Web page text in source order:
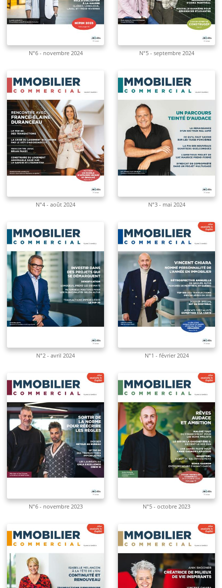
N°6 - novembre 2024 N°5 - septembre 2024
N°4 - août 2024 N°3 - mai 2024
N°2 - avril 2024 N°1 - février 2024
N°6 - novembre 2023 N°5 - octobre 2023